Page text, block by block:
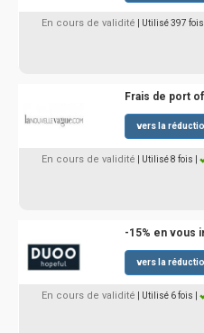
En cours de validité | Utilisé 397 fois
Frais de port
vers la
En cours de validité | Utilisé 8 fois
-15% en vous
vers la
En cours de validité | Utilisé 6 fois